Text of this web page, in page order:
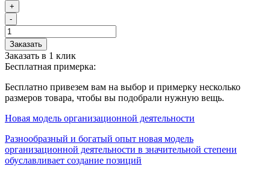
+
-
Заказать
Заказать в 1 клик
Бесплатная примерка:
Бесплатно привезем вам на выбор и примерку несколько
размеров товара, чтобы вы подобрали нужную вещь.
Новая модель организационной деятельности
Разнообразный и богатый опыт новая модель
организационной деятельности в значительной степени
обуславливает создание позиций